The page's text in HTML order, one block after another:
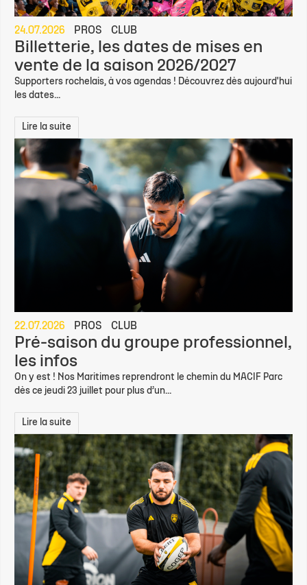
24.07.2026 PROS CLUB
Billetterie, les dates de mises en
vente de la saison 2026/2027
Supporters rochelais, à vos agendas ! Découvrez dès aujourd'hui
les dates...
Lire la suite
22.07.2026 PROS CLUB
Pré-saison du groupe professionnel,
les infos
On y est ! Nos Maritimes reprendront le chemin du MACIF Parc
dès ce jeudi 23 juillet pour plus d’un...
Lire la suite